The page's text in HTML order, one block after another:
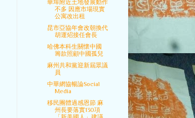
華埠附近土地發展動作
不多 因應市場現實
公寓改出租
昆市亞協年會改朝換代
胡運炤接任會長
哈佛本科生關懷中國
籌款照顧中國孤兒
麻州共和黨迎新屆眾議
員
中華網協暢論Social
Media
移民團體過感恩節 麻
州長要落實130項